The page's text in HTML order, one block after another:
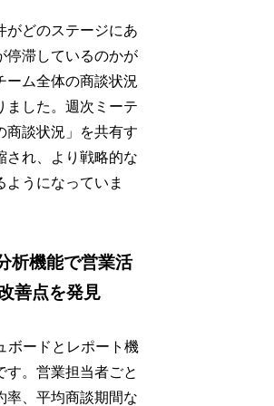
がどのステージにあ
停滞しているのかが
ーム全体の商談状況
ました。週次ミーテ
商談状況」を共有す
され、より戦略的な
ようになっていま
析機能で営業活
善点を発見
ボードとレポート機
す。営業担当者ごと
率、平均商談期間な